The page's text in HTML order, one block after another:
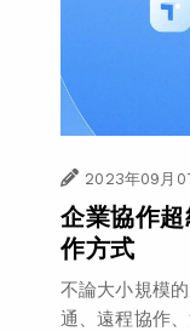
2023年09月
企業協作
作方式
不論大小規模
通、遠程協作